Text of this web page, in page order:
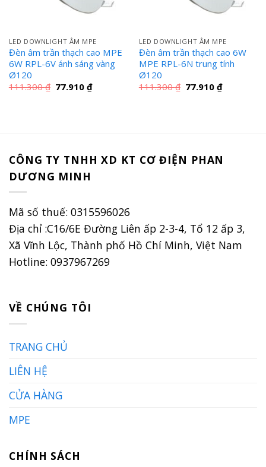
LED DOWNLIGHT ÂM MPE
Đèn âm trần thạch cao MPE
6W RPL-6V ánh sáng vàng
Ø120
111.300₫ Giá
77.910₫Giá
LED DOWNLIGHT ÂM MPE
Đèn âm trần thạch cao 6W
MPE RPL-6N trung tính
Ø120
111.300₫ Giá
77.910₫Giá
CÔNG TY TNHH XD KT CƠ ĐIỆN PHAN
DƯƠNG MINH
Mã số thuế: 0315596026
Địa chỉ :C16/6E Đường Liên ấp 2-3-4, Tổ 12 ấp 3,
Xã Vĩnh Lộc, Thành phố Hồ Chí Minh, Việt Nam
Hotline: 0937967269
VỀ CHÚNG TÔI
TRANG CHỦ
LIÊN HỆ
CỬA HÀNG
MPE
CHÍNH SÁCH